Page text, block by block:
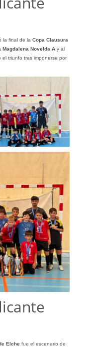
la final de la Copa Clausura
Magdalena Novelda Ay al
triunfo tras imponerse por
Elchefue el escenario de